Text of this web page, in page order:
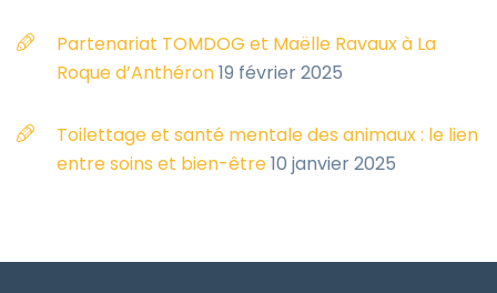
Partenariat TOMDOG et Maëlle Ravaux à La
Roque d’Anthéron19 février 2025
Toilettage et santé mentale des animaux : le lien
entre soins et bien-être10 janvier 2025